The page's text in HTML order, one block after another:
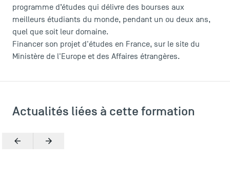
programme d’études qui délivre des bourses aux
meilleurs étudiants du monde, pendant un ou deux ans,
quel que soit leur domaine.
Financer son projet d'études en France, sur le site du
Ministère de l'Europe et des Affaires étrangères.
Actualités liées à cette formation
PrécédentSuivant